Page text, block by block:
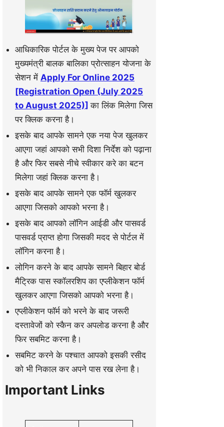
आधिकारिक पोर्टल के मुख्य पेज पर आपको
मुख्यमंत्री बालक बालिका प्रोत्साहन योजना के
सेशन में Apply For Online 2025
[Registration Open (July 2025
to August 2025)] का लिंक मिलेगा जिस
पर क्लिक करना है।
इसके बाद आपके सामने एक नया पेज खुलकर
आएगा जहां आपको सभी दिशा निर्देश को पढ़ाना
है और फिर सबसे नीचे स्वीकार करे का बटन
मिलेगा जहां क्लिक करना है।
इसके बाद आपके सामने एक फॉर्म खुलकर
आएगा जिसको आपको भरना है।
इसके बाद आपको लॉगिन आईडी और पासवर्ड
पासवर्ड प्राप्त होगा जिसकी मदद से पोर्टल में
लॉगिन करना है।
लोगिन करने के बाद आपके सामने बिहार बोर्ड
मैट्रिक पास स्कॉलरशिप का एप्लीकेशन फॉर्म
खुलकर आएगा जिसको आपको भरना है।
एप्लीकेशन फॉर्म को भरने के बाद जरूरी
दस्तावेजों को स्कैन कर अपलोड करना है और
फिर सबमिट करना है।
सबमिट करने के पश्चात आपको इसकी रसीद
को भी निकाल कर अपने पास रख लेना है।
Important Links